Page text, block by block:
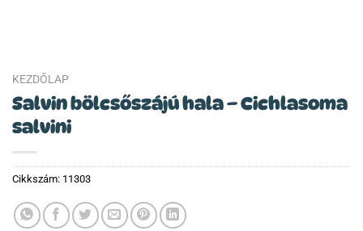
KEZDŐLAP
Salvin bölcsőszájú hala – Cichlasoma
salvini
Cikkszám: 11303